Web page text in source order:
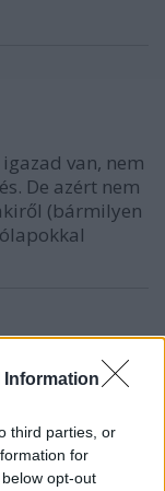
Information
third parties, or
for
opt-out
van, nem
De azért nem
(bármilyen
:-)